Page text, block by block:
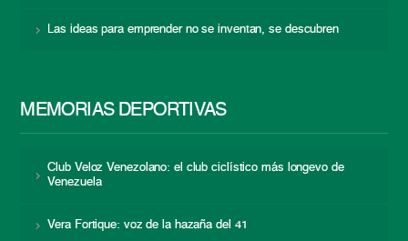
Las ideas para emprender no se inventan, se descubren
MEMORIAS DEPORTIVAS
Club Veloz Venezolano: el club ciclístico más longevo de
Venezuela
Vera Fortique: voz de la hazaña del 41